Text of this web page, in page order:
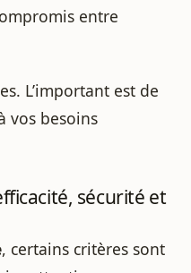
entre
L’important est de
vos besoins
sécurité et
, certains critères sont